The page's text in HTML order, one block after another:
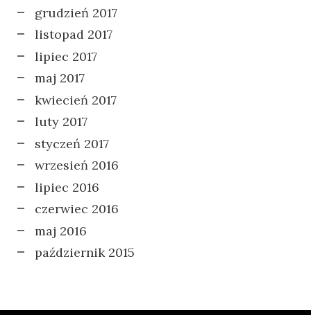
grudzień 2017
listopad 2017
lipiec 2017
maj 2017
kwiecień 2017
luty 2017
styczeń 2017
wrzesień 2016
lipiec 2016
czerwiec 2016
maj 2016
październik 2015